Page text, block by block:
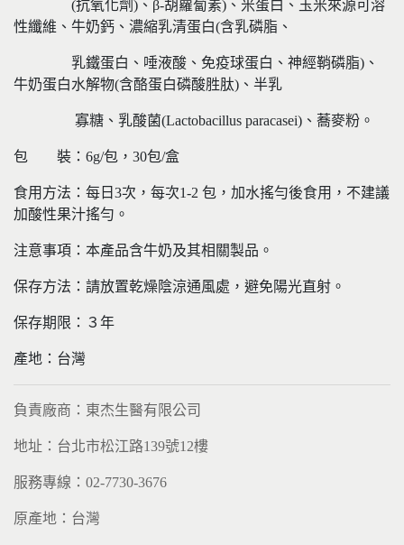
(抗氧化劑)、β-胡蘿蔔素)、米蛋白、玉米來源可溶
性纖維、牛奶鈣、濃縮乳清蛋白(含乳磷脂、
乳鐵蛋白、唾液酸、免疫球蛋白、神經鞘磷脂)、
牛奶蛋白水解物(含酪蛋白磷酸胜肽)、半乳
寡糖、乳酸菌(Lactobacillus paracasei)、蕎麥粉。
包 裝：6g/包，30包/盒
食用方法：每日3次，每次1-2 包，加水搖勻後食用，不建議
加酸性果汁搖勻。
注意事項：本產品含牛奶及其相關製品。
保存方法：請放置乾燥陰涼通風處，避免陽光直射。
保存期限：３年
產地：台灣
負責廠商：東杰生醫有限公司
地址：台北市松江路139號12樓
服務專線：02-7730-3676
原產地：台灣